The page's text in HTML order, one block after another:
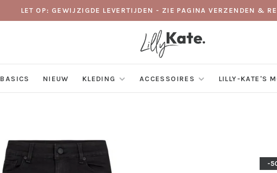
LET OP: GEWIJZIGDE LEVERTIJDEN - ZIE PAGINA VERZENDEN &
BASICS NIEUW KLEDING ACCESSOIRES LILLY-KATE'S
-